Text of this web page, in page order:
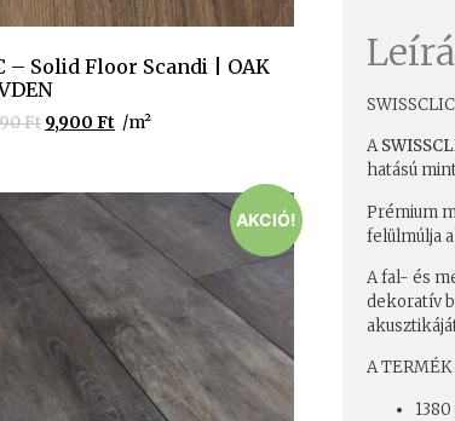
– Solid Floor Scandi | OAK
Ft 9,900 Ft /m²
AKCIÓ!
A
hatású
Prémium
felülmúlja
A fal- és
dekoratív
A TERMÉK